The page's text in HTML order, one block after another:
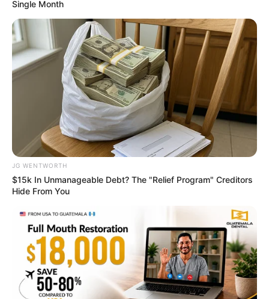
$20k In Accumulated Debt? The Emergency Hardship
Break For 2026
JG WENTWORTH
Single Month
JG WENTWORTH
$15k In Unmanageable Debt? The "Relief Program" Creditors
Hide From You